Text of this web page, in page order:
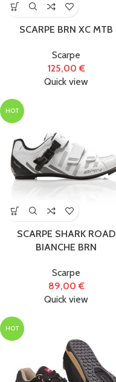
SCARPE BRN XC MTB
Scarpe
125,00€
Quick view
HOT
SCARPE SHARK ROAD
BIANCHE BRN
Scarpe
89,00€
Quick view
HOT